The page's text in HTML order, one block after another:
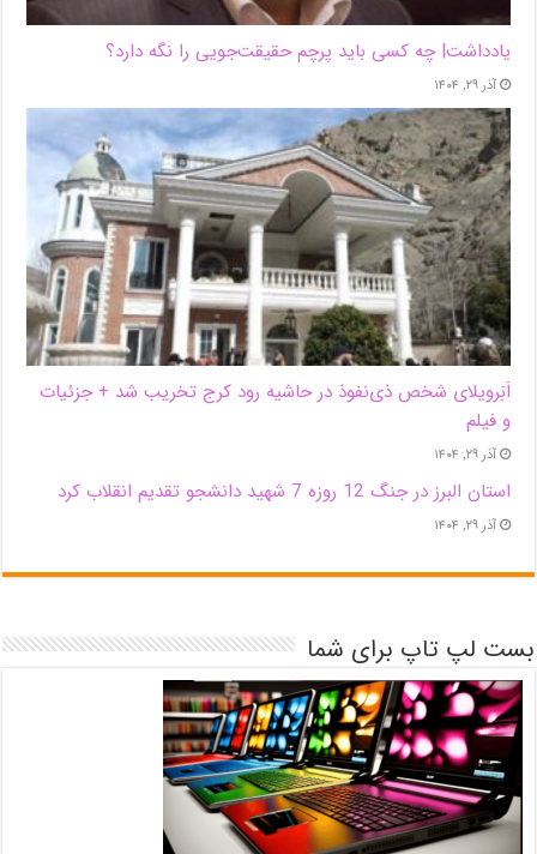
یادداشت| ‌چه کسی باید پرچم حقیقت‌جویی را نگه دارد؟
آذر ۲۹, ۱۴۰۴
اَبَر‌ویلای شخص ذی‌نفوذ در حاشیه‌ رود کرج تخریب شد + جزئیات
و فیلم
آذر ۲۹, ۱۴۰۴
استان البرز در جنگ 12 روزه 7 شهید دانشجو تقدیم انقلاب کرد
آذر ۲۹, ۱۴۰۴
بست لپ تاپ برای شما